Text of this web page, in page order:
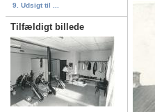
9. Udsigt til ...
Tilfældigt billede